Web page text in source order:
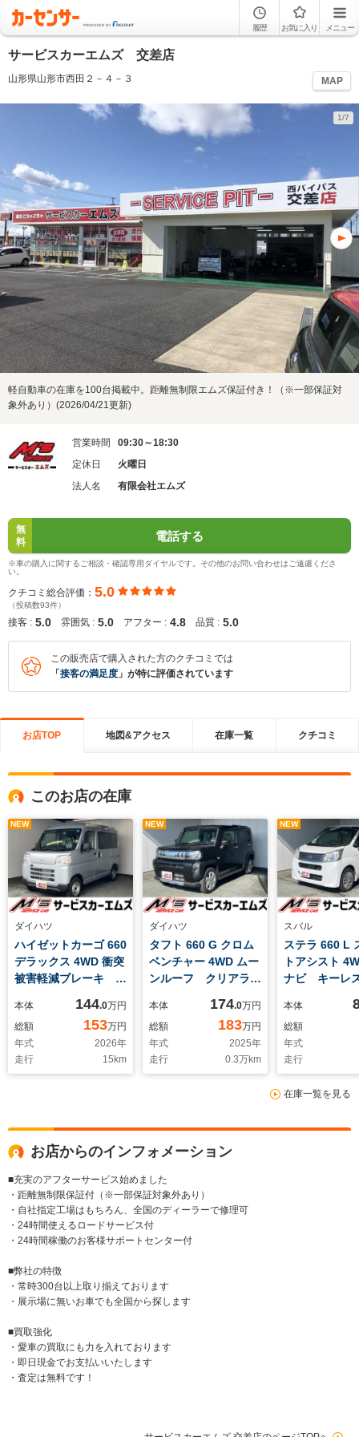
履歴 お気に入り メニュー
サービスカーエムズ 交差店
山形県山形市西田２－４－３ MAP
1/7
軽自動車の在庫を100台掲載中。距離無制限エムズ保証付き！（※一部保証対
象外あり）(2026/04/21更新)
営業時間
09:30～18:30
定休日
火曜日
法人名
有限会社エムズ
無
料
電話する
※車の購入に関するご相談・確認専用ダイヤルです。その他のお問い合わせはご遠慮くださ
い。
クチコミ総合評価： 5.0
（投稿数93件）
接客 : 5.0 雰囲気 : 5.0 アフター : 4.8 品質 : 5.0
この販売店で購入された方のクチコミでは
「 接客の満足度 」が特に評価されています
お店TOP 地図&アクセス 在庫一覧 クチコミ
このお店の在庫
NEW
ダイハツ
ハイゼットカーゴ 660
デラックス 4WD 衝突
被害軽減ブレーキ オ
本体 144.0万円
総額
153万円
年式
2026年
走行
15 km
NEW
ダイハツ
タフト 660 G クロム
ベンチャー 4WD ムー
ンルーフ クリアラン
本体 174.0万円
総額
183万円
年式
2025年
走行
0.3万km
NEW
スバル
ステラ 660 L
トアシスト
ナビ キー
本体
総額
年式
走行
在庫一覧を見る
お店からのインフォメーション
■充実のアフターサービス始めました
・距離無制限保証付（※一部保証対象外あり）
・自社指定工場はもちろん、全国のディーラーで修理可
・24時間使えるロードサービス付
・24時間稼働のお客様サポートセンター付
■弊社の特徴
・常時300台以上取り揃えております
・展示場に無いお車でも全国から探します
■買取強化
・愛車の買取にも力を入れております
・即日現金でお支払いいたします
・査定は無料です！